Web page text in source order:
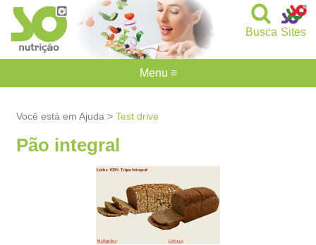
Sites
Busca
Você está em Ajuda >Test drive
Pão integral